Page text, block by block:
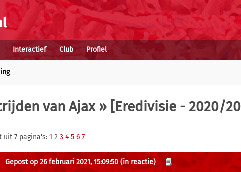
Interactief Club Profiel
van Ajax» [Eredivisie - 2020/
uit 7 pagina's: 1 2 3 4 5 6 7
Gepost op 26 februari 2021, 15:09:50 (in reactie)